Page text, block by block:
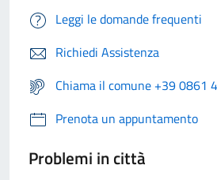
Leggi le domande frequenti
Richiedi Assistenza
Chiama il comune +39 0861
Prenota un appuntamento
Problemi in città